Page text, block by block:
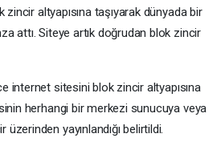
altyapısına taşıyarak dünyada bir
attı. Siteye artık doğrudan blok zincir
internet sitesini blok zincir altyapısına
herhangi bir merkezi sunucuya veya
yayınlandığı belirtildi.